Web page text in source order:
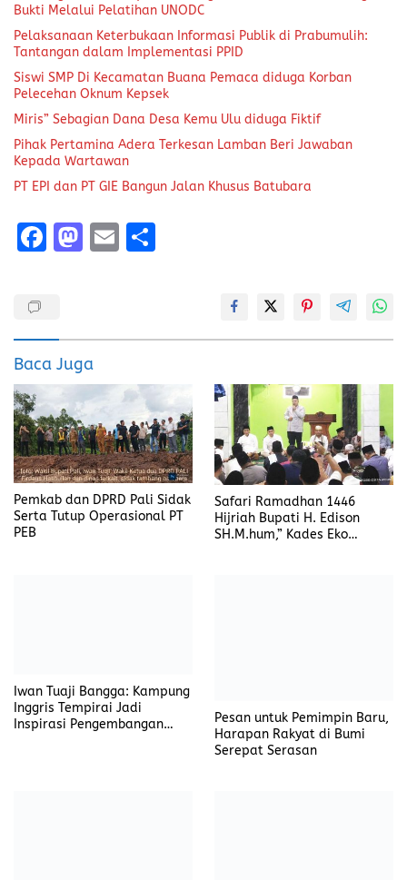
Bukti Melalui Pelatihan UNODC
Pelaksanaan Keterbukaan Informasi Publik di Prabumulih:
Tantangan dalam Implementasi PPID
Siswi SMP Di Kecamatan Buana Pemaca diduga Korban
Pelecehan Oknum Kepsek
Miris” Sebagian Dana Desa Kemu Ulu diduga Fiktif
Pihak Pertamina Adera Terkesan Lamban Beri Jawaban
Kepada Wartawan
PT EPI dan PT GIE Bangun Jalan Khusus Batubara
F
o
o
k
M
d
o
n
E
Baca Juga
Pemkab dan DPRD Pali Sidak
Serta Tutup Operasional PT
PEB
Safari Ramadhan 1446
Hijriah Bupati H. Edison
SH.M.hum,” Kades Eko
Iwan Tuaji Bangga: Kampung
Inggris Tempirai Jadi
Inspirasi Pengembangan
Pesan untuk Pemimpin Baru,
Harapan Rakyat di Bumi
Serepat Serasan